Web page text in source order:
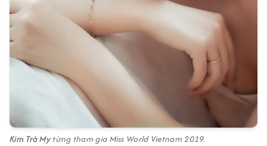
Kim Trà Mytừng tham gia Miss World Vietnam 2019.